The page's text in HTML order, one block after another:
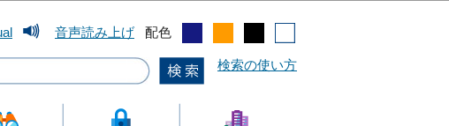
音声読み上げ 配色
検索の使い方